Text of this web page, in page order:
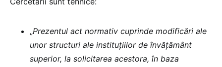
„Prezentul act normativ cuprinde modificări ale
unor structuri ale instituțiilor de învățământ
superior, la solicitarea acestora, în baza